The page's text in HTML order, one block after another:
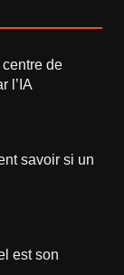
de
l’IA
savoir si un
est son